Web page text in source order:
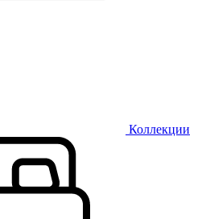
Коллекции